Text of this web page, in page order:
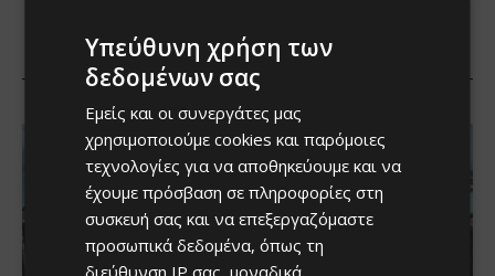
Υπεύθυνη χρήση των
δεδομένων σας
Εμείς και οι συνεργάτες μας
χρησιμοποιούμε cookies και παρόμοιες
τεχνολογίες για να αποθηκεύουμε και να
έχουμε πρόσβαση σε πληροφορίες στη
συσκευή σας και να επεξεργαζόμαστε
προσωπικά δεδομένα, όπως τη
διεύθυνση IP σας, μοναδικά